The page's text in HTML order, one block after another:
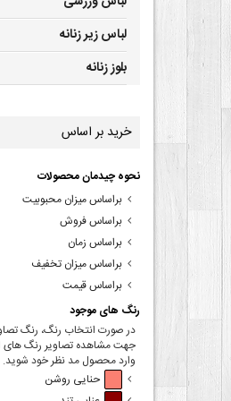
لباس زیر زنانه
بلوز زنانه
خرید بر اساس
نحوه چیدمان محصولات
براساس میزان محبوبیت
براساس فروش
براساس زمان
براساس میزان تخفیف
براساس قیمت
رنگ های موجود
در صورت انتخاب رنگ، رنگ
جهت مشاهده تصاویر رنگ های
وارد محصول مد نظر خود شوید.
حنایی روشن